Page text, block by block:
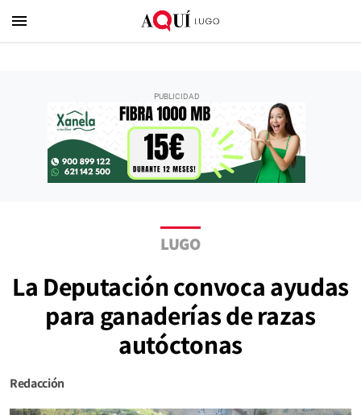
menu
LUGO
La Deputación convoca ayudas
para ganaderías de razas
autóctonas
Redacción